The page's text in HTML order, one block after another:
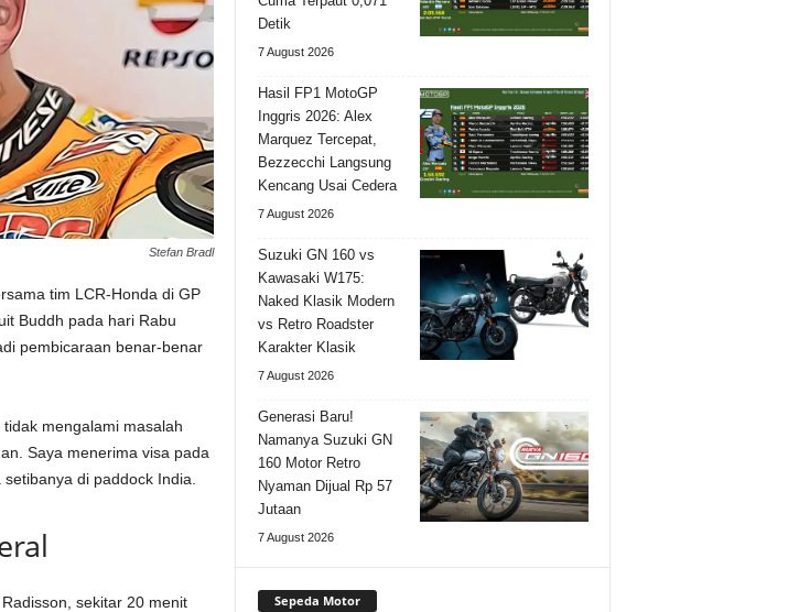
Stefan Bradl
tim LCR-Honda di GP
Buddh pada hari Rabu
pembicaraan benar-benar
mengalami masalah
Saya menerima visa pada
di paddock India.
sekitar 20 menit
Detik
7 August 2026
Hasil FP1 MotoGP
Inggris 2026: Alex
Marquez Tercepat,
Bezzecchi Langsung
Kencang Usai Cedera
7 August 2026
Suzuki GN 160 vs
Kawasaki W175:
Naked Klasik Modern
vs Retro Roadster
Karakter Klasik
7 August 2026
Generasi Baru!
Namanya Suzuki GN
160 Motor Retro
Nyaman Dijual Rp 57
Jutaan
7 August 2026
Sepeda Motor